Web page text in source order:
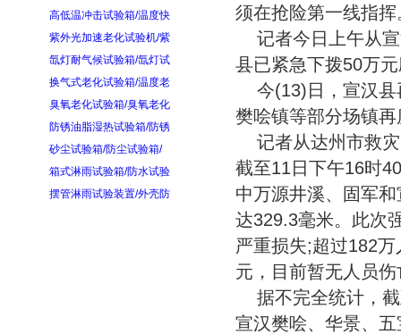
高低温冲击试验箱/温度快
紫外光加速老化试验机/紫
氙灯耐气候试验箱/氙灯试
换气式老化试验箱/温度老
臭氧老化试验箱/臭氧老化
防锈油脂湿热试验箱/防锈
砂尘试验箱/防尘试验箱/
箱式淋雨试验箱/防水试验
摆管淋雨试验装置/外壳防
须在抢险第一线指挥
记者今日上午从
县已紧急下拨50万
今(13)日，宣汉
樊哙镇等部分场镇
记者从达州市救
截至11日下午16时
中万源井溪、固军
达329.3毫米。此次
严重损失;超过182
元，目前暂无人员伤
据不完全统计，
宣汉樊哙、华景、